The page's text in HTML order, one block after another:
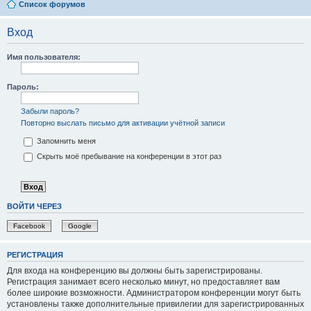
Список форумов
Вход
Имя пользователя:
Пароль:
Забыли пароль?
Повторно выслать письмо для активации учётной записи
Запомнить меня
Скрыть моё пребывание на конференции в этот раз
ВОЙТИ ЧЕРЕЗ
Facebook Google
РЕГИСТРАЦИЯ
Для входа на конференцию вы должны быть зарегистрированы.
Регистрация занимает всего несколько минут, но предоставляет вам
более широкие возможности. Администратором конференции могут быть
установлены также дополнительные привилегии для зарегистрированных